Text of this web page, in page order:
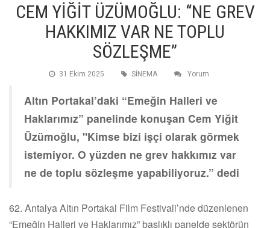
CEM YİĞİT ÜZÜMOĞLU: “NE GREV
HAKKIMIZ VAR NE TOPLU
SÖZLEŞME”
31 Ekim 2025 SİNEMA Yorum
Altın Portakal’daki “Emeğin Halleri ve
Haklarımız” panelinde konuşan Cem Yiğit
Üzümoğlu, "Kimse bizi işçi olarak görmek
istemiyor. O yüzden ne grev hakkımız var
ne de toplu sözleşme yapabiliyoruz.” dedi
62. Antalya Altın Portakal Film Festivali’nde düzenlenen
“Emeğin Halleri ve Haklarımız” başlıklı panelde sektörün